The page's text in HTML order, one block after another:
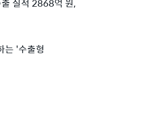
는 '수출형